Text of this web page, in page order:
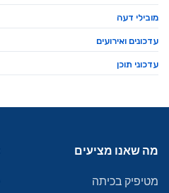
מובילי דעה
עדכונים ואירועים
עדכוני תוכן
מה שאנו מציעים
מטיפיק בכיתה